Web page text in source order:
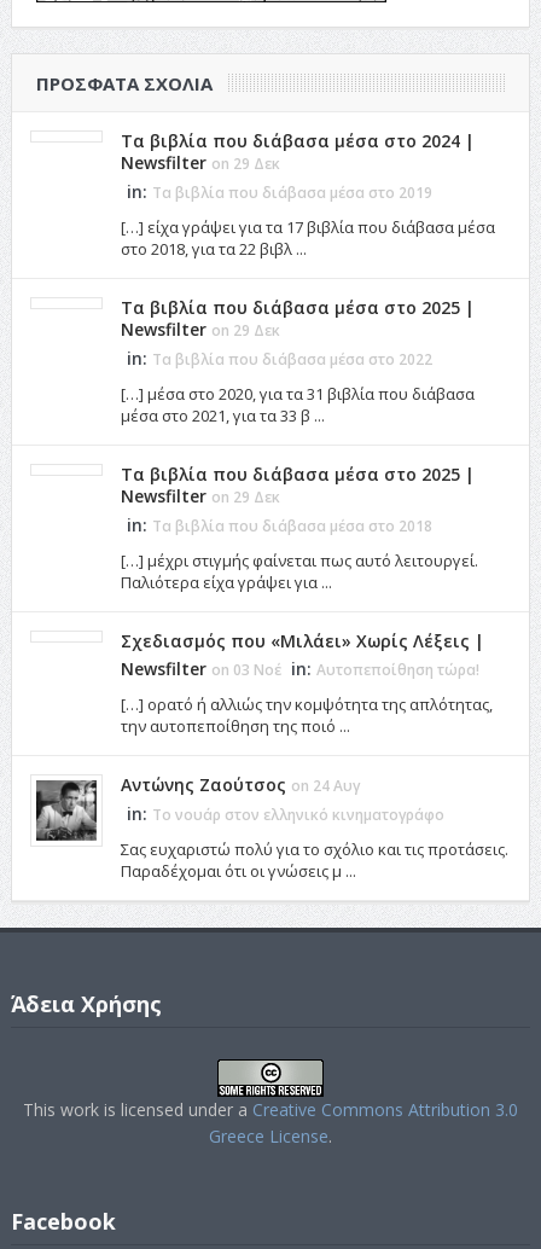
ΠΡΌΣΦΑΤΑ ΣΧΌΛΙΑ
Τα βιβλία που διάβασα μέσα στο 2024 |
Newsfilter on 29 Δεκ
in: Τα βιβλία που διάβασα μέσα στο 2019
[…] είχα γράψει για τα 17 βιβλία που διάβασα μέσα
στο 2018, για τα 22 βιβλ ...
Τα βιβλία που διάβασα μέσα στο 2025 |
Newsfilter on 29 Δεκ
in: Τα βιβλία που διάβασα μέσα στο 2022
[…] μέσα στο 2020, για τα 31 βιβλία που διάβασα
μέσα στο 2021, για τα 33 β ...
Τα βιβλία που διάβασα μέσα στο 2025 |
Newsfilter on 29 Δεκ
in: Τα βιβλία που διάβασα μέσα στο 2018
[…] μέχρι στιγμής φαίνεται πως αυτό λειτουργεί.
Παλιότερα είχα γράψει για ...
Σχεδιασμός που «Μιλάει» Χωρίς Λέξεις |
Newsfilter on 03 Νοέ in: Αυτοπεποίθηση τώρα!
[…] ορατό ή αλλιώς την κομψότητα της απλότητας,
την αυτοπεποίθηση της ποιό ...
Αντώνης Ζαούτσος on 24 Αυγ
in: Το νουάρ στον ελληνικό κινηματογράφο
Σας ευχαριστώ πολύ για το σχόλιο και τις προτάσεις.
Παραδέχομαι ότι οι γνώσεις μ ...
Άδεια Χρήσης
This work is licensed under a Creative Commons Attribution 3.0
Greece License.
Facebook